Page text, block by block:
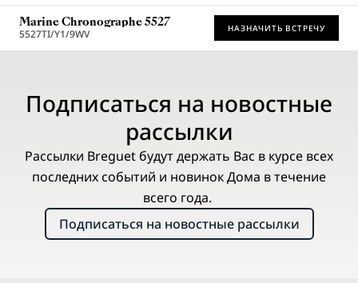
Marine Chronographe 5527
5527TI/Y1/9WV НАЗНАЧИТЬ ВСТРЕЧУ
Подписаться на новостные
рассылки
Рассылки Breguet будут держать Вас в курсе всех
последних событий и новинок Дома в течение
всего года.
Подписаться на новостные рассылки